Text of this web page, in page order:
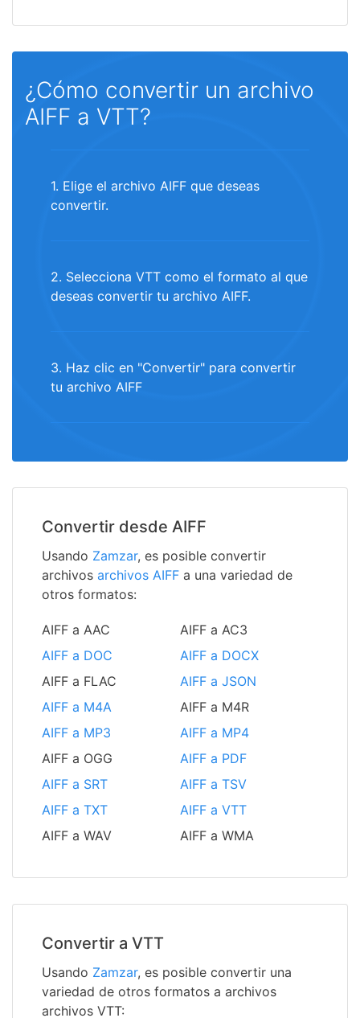
¿Cómo convertir un archivo
AIFF a VTT?
1. Elige el archivo AIFF que deseas
convertir.
2. Selecciona VTT como el formato al que
deseas convertir tu archivo AIFF.
3. Haz clic en "Convertir" para convertir
tu archivo AIFF
Convertir desde AIFF
Usando Zamzar, es posible convertir
archivos archivos AIFF a una variedad de
otros formatos:
AIFF a AAC
AIFF a AC3
AIFF a DOC
AIFF a DOCX
AIFF a FLAC
AIFF a JSON
AIFF a M4A
AIFF a M4R
AIFF a MP3
AIFF a MP4
AIFF a OGG
AIFF a PDF
AIFF a SRT
AIFF a TSV
AIFF a TXT
AIFF a VTT
AIFF a WAV
AIFF a WMA
Convertir a VTT
Usando Zamzar, es posible convertir una
variedad de otros formatos a archivos
archivos VTT: